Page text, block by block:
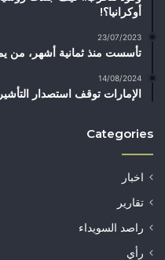
أوكرانيا؟!
23/07/2023
تأسست منذ ثمانية أشهر، من
14/08/2024
الإمارات توقف استصدار
Categories
اخبار
تقارير
راصد السويداء
رأي